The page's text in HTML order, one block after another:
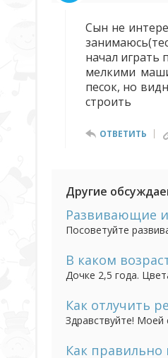
Сын не
начал играть
мелкими
песок, но
строить
ОТВЕТИТЬ
Другие
Развивающие
Посоветуйте
В каком
Дочке 2,5 года.
отвечает верно
Как отлучить
Здравствуйте! Моей
дней была (третье
Как правильно